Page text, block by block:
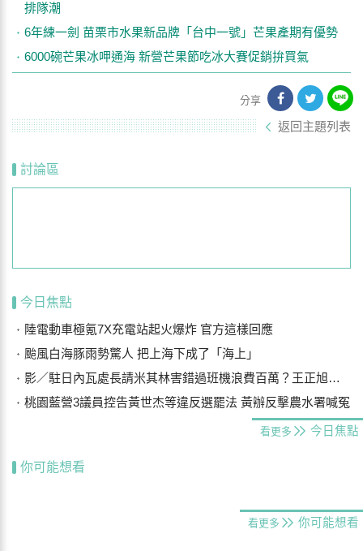
排隊潮
6年練一劍 苗栗市水果新品牌「台中一號」芒果產期有優勢
6000碗芒果冰呷通海 新營芒果節吃冰大賽促銷拚買氣
分享
返回主題列表
討論區
今日焦點
陸電動車極氪7X充電站起火爆炸 官方這樣回應
颱風白海豚雨勢驚人 把上海下成了「海上」
影／駐日內瓦處長請米其林害錯過班機浪費百萬？王正旭稱一般簡餐
桃園藍營3議員控告黃世杰等違反選罷法 黃辦反擊農水署喊冤
看更多 今日焦點
你可能想看
看更多 你可能想看